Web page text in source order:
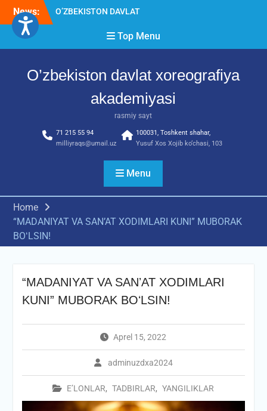
Skip
content
News:
O’ZBEKISTON DAVLAT
AKADEMIYASIDA
о‘tkazilgan kasbiy (ijodiy)
Diqqat e’lon!
imtihon jarayonlari
Top Menu
O’zbekiston davlat xoreografiya
akademiyasi
rasmiy sayt
71 215 55 94
milliyraqs@umail.uz
100031, Toshkent shahar,
Yusuf Xos Xojib ko‘chasi, 103
Menu
Home
“MADANIYAT VA SANʼAT XODIMLARI KUNI” MUBORAK
BOʻLSIN!
“MADANIYAT VA SANʼAT XODIMLARI
KUNI” MUBORAK BOʻLSIN!
Aprel 15, 2022
adminuzdxa2024
E’LONLAR, TADBIRLAR, YANGILIKLAR